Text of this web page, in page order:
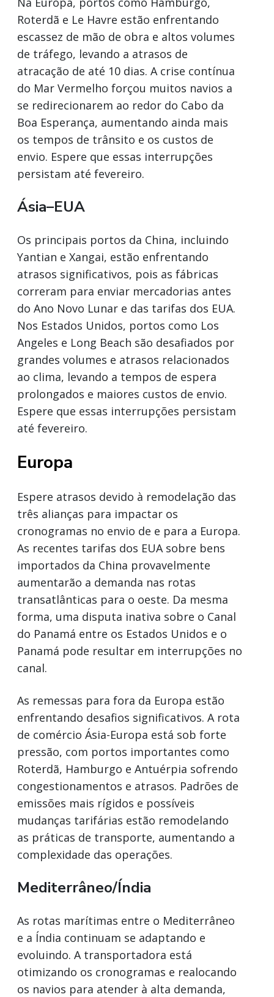
Roterdã e Le Havre estão enfrentando
escassez de mão de obra e altos volumes
de tráfego, levando a atrasos de
atracação de até 10 dias. A crise contínua
do Mar Vermelho forçou muitos navios a
se redirecionarem ao redor do Cabo da
Boa Esperança, aumentando ainda mais
os tempos de trânsito e os custos de
envio. Espere que essas interrupções
persistam até fevereiro.
Ásia–EUA
Os principais portos da China, incluindo
Yantian e Xangai, estão enfrentando
atrasos significativos, pois as fábricas
correram para enviar mercadorias antes
do Ano Novo Lunar e das tarifas dos EUA.
Nos Estados Unidos, portos como Los
Angeles e Long Beach são desafiados por
grandes volumes e atrasos relacionados
ao clima, levando a tempos de espera
prolongados e maiores custos de envio.
Espere que essas interrupções persistam
até fevereiro.
Europa
Espere atrasos devido à remodelação das
três alianças para impactar os
cronogramas no envio de e para a Europa.
As recentes tarifas dos EUA sobre bens
importados da China provavelmente
aumentarão a demanda nas rotas
transatlânticas para o oeste. Da mesma
forma, uma disputa inativa sobre o Canal
do Panamá entre os Estados Unidos e o
Panamá pode resultar em interrupções no
canal.
As remessas para fora da Europa estão
enfrentando desafios significativos. A rota
de comércio Ásia-Europa está sob forte
pressão, com portos importantes como
Roterdã, Hamburgo e Antuérpia sofrendo
congestionamentos e atrasos. Padrões de
emissões mais rígidos e possíveis
mudanças tarifárias estão remodelando
as práticas de transporte, aumentando a
complexidade das operações.
Mediterrâneo/Índia
As rotas marítimas entre o Mediterrâneo
e a Índia continuam se adaptando e
evoluindo. A transportadora está
otimizando os cronogramas e realocando
os navios para atender à alta demanda,